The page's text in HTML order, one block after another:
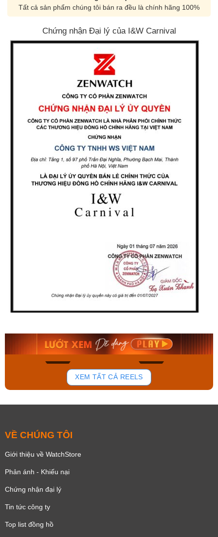
Tất cả sản phẩm chúng tôi bán ra đều là chính hãng 100%
Chứng nhận Đại lý của I&W Carnival
194
Orient Nam RA-
Mua ngay
Casio Nam MTS-
Mua ngay
XEM TẤT CẢ REELS
VỀ CHÚNG TÔI
Giới thiệu về WatchStore
Phản ánh - Khiếu nại
Chứng nhận đại lý
Tin tức công ty
Top list đồng hồ